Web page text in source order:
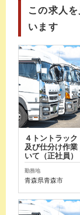
この求人
います
４トントラッ
及び仕分け作
いて（正社員）
勤務地
青森県青森市